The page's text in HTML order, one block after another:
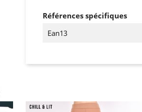
Références spécifiques
Ean13